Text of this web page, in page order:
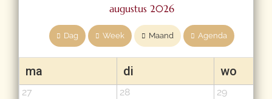
augustus 2026
Dag Week Maand Agenda
ma di wo
27 28 29